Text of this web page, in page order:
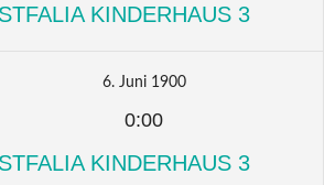
KINDERHAUS 3
6. Juni 1900
0:00
KINDERHAUS 3